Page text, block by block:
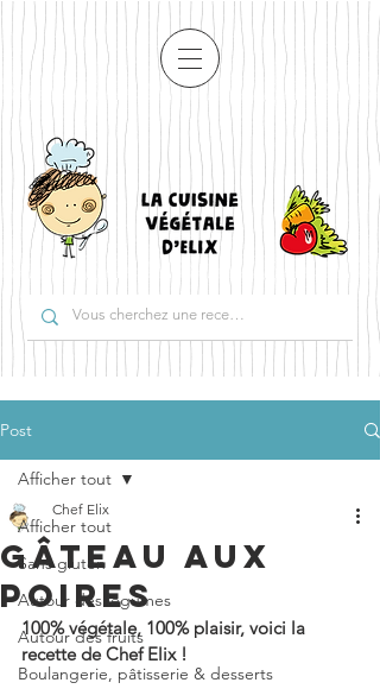
Post
Afficher tout
Sans gluten
Autour des légumes
Autour des fruits
Boulangerie, pâtisserie & desserts
Afficher tout
GÂTEAU AUX
POIRES
Chef Elix
100% végétale, 100% plaisir, voici la
recette de Chef Elix !